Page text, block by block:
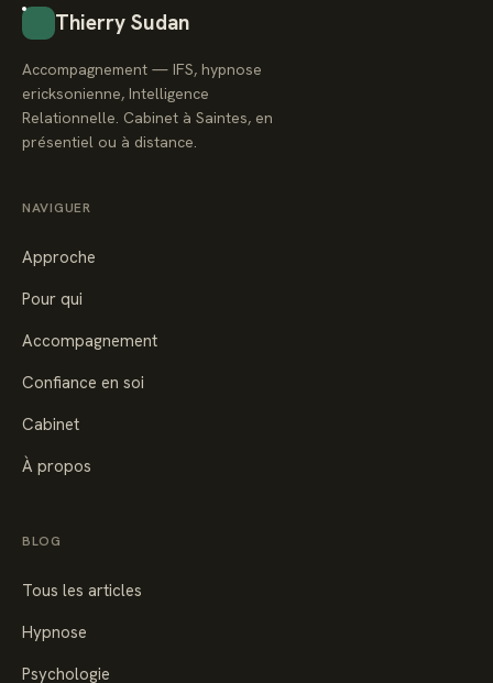
Thierry Sudan
Accompagnement — IFS, hypnose
ericksonienne, Intelligence
Relationnelle. Cabinet à Saintes, en
présentiel ou à distance.
NAVIGUER
Approche
Pour qui
Accompagnement
Confiance en soi
Cabinet
À propos
BLOG
Tous les articles
Hypnose
Psychologie